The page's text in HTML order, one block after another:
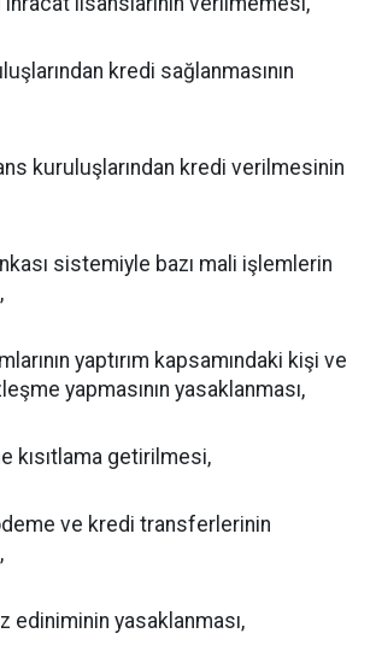
kredi sağlanmasının
kuruluşlarından kredi verilmesinin
sistemiyle bazı mali işlemlerin
yaptırım kapsamındaki kişi ve
yapmasının yasaklanması,
kısıtlama getirilmesi,
ve kredi transferlerinin
ediniminin yasaklanması,